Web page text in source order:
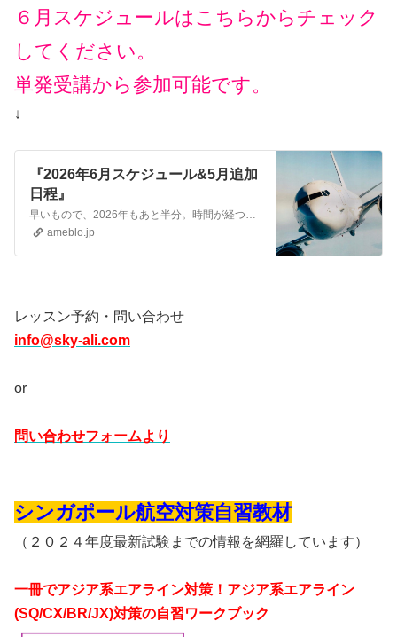
６月スケジュールはこちらからチェック
してください。
単発受講から参加可能です。
↓
『2026年6月スケジュール&5月追加
日程』
早いもので、2026年もあと半分。時間が経つのは本当に早いですね！ ベトナム航空、シンガポール航空、大韓航空、ZIP、ANAなど、国内・外資エアラインの選考…
ameblo.jp
レッスン予約・問い合わせ
info@sky-ali.com
or
問い合わせフォームより
シンガポール航空対策自習教材
（２０２４年度最新試験までの情報を網羅しています）
一冊でアジア系エアライン対策！アジア系エアライン
(SQ/CX/BR/JX)対策の自習ワークブック